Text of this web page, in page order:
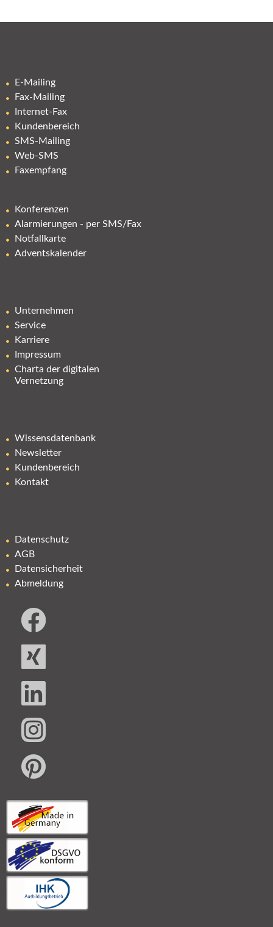
E-Mailing
Fax-Mailing
Internet-Fax
Kundenbereich
SMS-Mailing
Web-SMS
Faxempfang
Konferenzen
Alarmierungen - per SMS/Fax
Notfallkarte
Adventskalender
Unternehmen
Service
Karriere
Impressum
Charta der digitalen
Vernetzung
Wissensdatenbank
Newsletter
Kundenbereich
Kontakt
Datenschutz
AGB
Datensicherheit
Abmeldung